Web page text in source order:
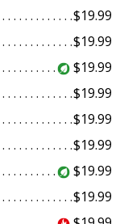
$19.99
$19.99
$19.99
$19.99
$19.99
$19.99
$19.99
$19.99